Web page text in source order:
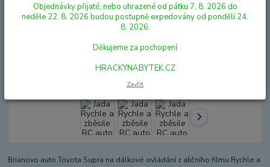
RC MODELY Jada Rychle a zběsile RC auto Brian's Toyota 1:24
Jada Rychle a zběsile RC auto
Brian's Toyota 1:24
Brianovo auto Toyota Supra na dálkové ovládání z akčního filmu Rychle a
Objednávky přijaté, nebo uhrazené od pátku 7. 8. 2026 do
neděle 22. 8. 2026 budou postupně expedovány od pondělí 24.
8. 2026.
Děkujeme za pochopení
HRACKYNABYTEK.CZ
Zavřít